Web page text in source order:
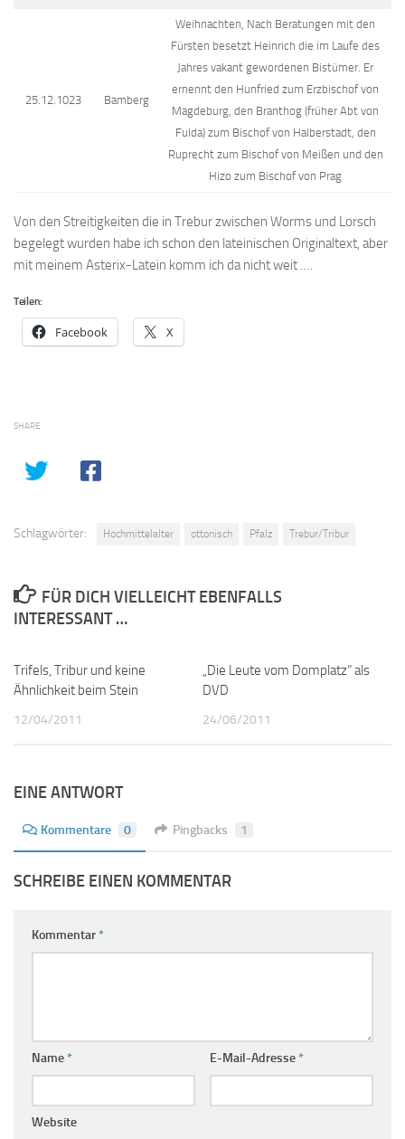
25.12.1023 Bamberg
Weihnachten, Nach Beratungen mit den
Fürsten besetzt Heinrich die im Laufe des
Jahres vakant gewordenen Bistümer. Er
ernennt den Hunfried zum Erzbischof von
Magdeburg, den Branthog (früher Abt von
Fulda) zum Bischof von Halberstadt, den
Ruprecht zum Bischof von Meißen und den
Hizo zum Bischof von Prag
Von den Streitigkeiten die in Trebur zwischen Worms und Lorsch
begelegt wurden habe ich schon den lateinischen Originaltext, aber
mit meinem Asterix-Latein komm ich da nicht weit ….
Teilen:
Facebook X
SHARE
Schlagwörter: Hochmittelalter ottonisch Pfalz Trebur/Tribur
FÜR DICH VIELLEICHT EBENFALLS
INTERESSANT …
Trifels, Tribur und keine
Ähnlichkeit beim Stein
12/04/2011
„Die Leute vom Domplatz“ als
DVD
24/06/2011
EINE ANTWORT
Kommentare 0 Pingbacks 1
SCHREIBE EINEN KOMMENTAR
Kommentar*
Name* E-Mail-Adresse*
Website